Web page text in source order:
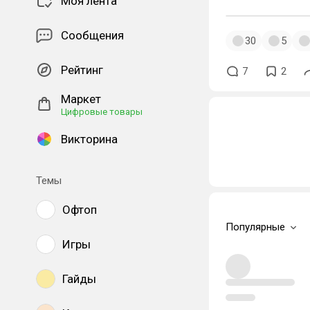
Сообщения
Рейтинг
Маркет
Цифровые товары
Викторина
Темы
Офтоп
Игры
Гайды
30 5
7 2
Популярные